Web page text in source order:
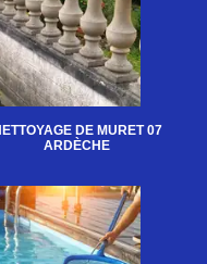
DE MURET 07
ARDÈCHE